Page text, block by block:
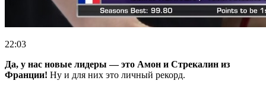
22:03
Да, у нас новые лидеры — это Амон и Стрекалин из
Франции! Ну и для них это личный рекорд.